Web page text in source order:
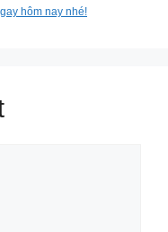
hôm nay nhé!